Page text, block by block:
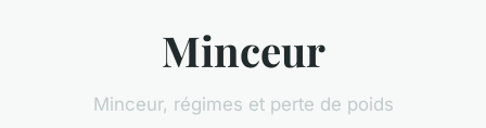
Minceur
Minceur, régimes et perte de poids